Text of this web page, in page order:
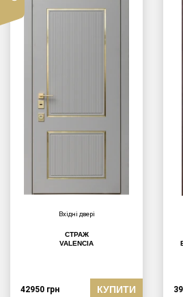
Вхідні двері
СТРАЖ
VALENCIA
42950 грн КУПИТИ